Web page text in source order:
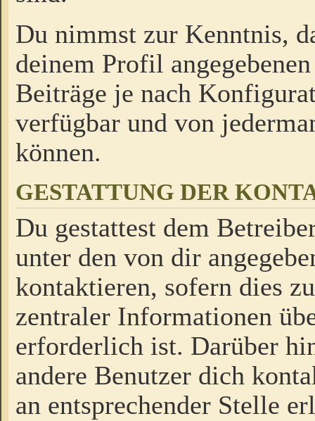
Du nimmst zur Kenntnis,
deinem Profil
Beiträge je nach
verfügbar und von
können.
GESTATTUNG DER
Du gestattest dem
unter den von dir
kontaktieren, sofern dies
zentraler Informationen
erforderlich ist. Darüber
andere Benutzer dich
an entsprechender Stelle